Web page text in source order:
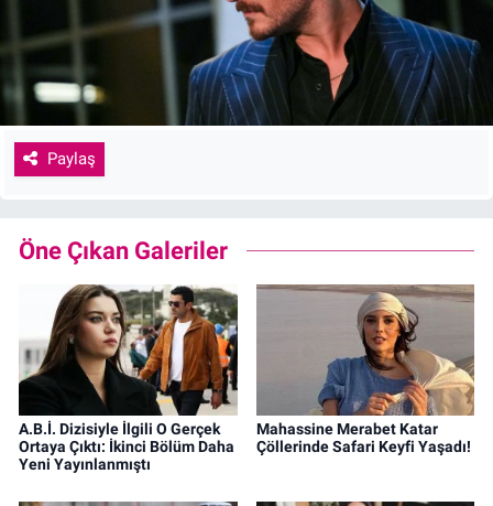
Paylaş
Öne Çıkan Galeriler
A.B.İ. Dizisiyle İlgili O Gerçek
Ortaya Çıktı: İkinci Bölüm Daha
Yeni Yayınlanmıştı
Mahassine Merabet Katar
Çöllerinde Safari Keyfi Yaşadı!